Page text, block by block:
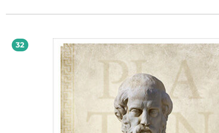
ważniejszych celów naszego życia. Zanim jednak wkroczymy na ścieżkę
do poznania Twoich darów i znalezienia ścieżki swojego powołania. Autorka
przygotowała dziesiątki ćwiczeń, które pomogą Ci wzmocnić poczucie własnej
wartości i wyjątkowości - i stać się najlepszą wersją siebie. Książka zainspiruje
wykonywania pracy marzeń, dzięki której wyrazisz siebie w pełni. Robiąc to, co
kochasz, będziesz inspiracją dla innych. Każdy z nas bowiem ma do
własną historię. Nie czekaj więc dłużej, rozpocznij swoją twórczą podróż! Zobacz
relację ze spotkania autorskiego z Dagmarą Gmitrzak w warszawskim Empiku
32